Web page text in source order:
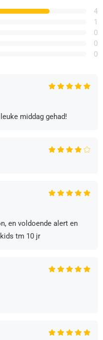
4
1
0
0
0
middag gehad!
en voldoende alert en
tm 10 jr